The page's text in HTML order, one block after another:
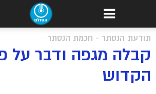
תודעת הנסתר - חכמת הנסתר
קבלה מגפה ודבר על
הקדוש